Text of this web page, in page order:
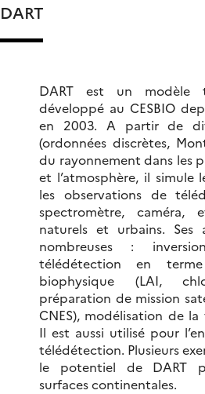
DART
DART est un modèle
développé au CESBIO
en 2003. A partir de
(ordonnées discrètes,
du rayonnement dans les
et l’atmosphère, il
les observations de
spectromètre, caméra,
naturels et urbains. Ses
nombreuses :
télédétection en
biophysique (LAI,
préparation de mission
CNES), modélisation de
Il est aussi utilisé pour
télédétection. Plusieurs
le potentiel de DART
surfaces continentales.